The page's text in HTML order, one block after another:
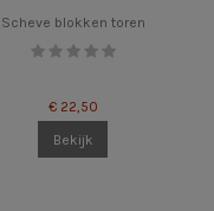
Scheve blokken toren
€ 22,50
Bekijk